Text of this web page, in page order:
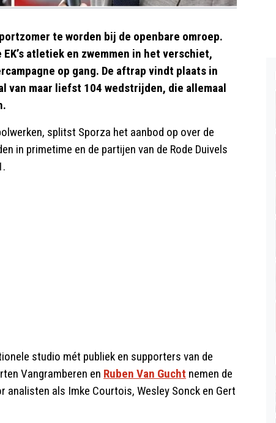
te worden bij de openbare omroep.
atletiek en zwemmen in het verschiet,
op gang. De aftrap vindt plaats in
van maar liefst 104 wedstrijden, die allemaal
splitst Sporza het aanbod op over de
in primetime en de partijen van de Rode Duivels
studio mét publiek en supporters van de
Vangramberen en Ruben Van Gucht nemen de
als Imke Courtois, Wesley Sonck en Gert